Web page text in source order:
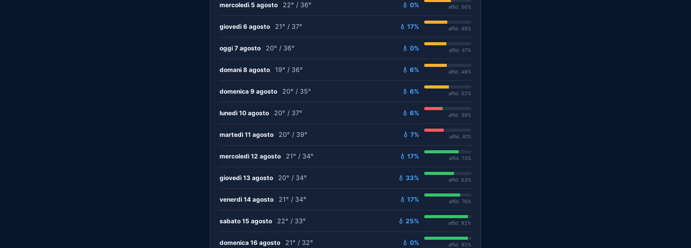
mercoledì 5 agosto 22° / 36° 💧 0% affid. 56%
giovedì 6 agosto 21° / 37° 💧 17% affid. 49%
oggi 7 agosto 20° / 36° 💧 0% affid. 47%
domani 8 agosto 19° / 36° 💧 6% affid. 48%
domenica 9 agosto 20° / 35° 💧 6% affid. 52%
lunedì 10 agosto 20° / 37° 💧 6% affid. 39%
martedì 11 agosto 20° / 39° 💧 7% affid. 41%
mercoledì 12 agosto 21° / 34° 💧 17% affid. 73%
giovedì 13 agosto 20° / 34° 💧 33% affid. 63%
venerdì 14 agosto 21° / 34° 💧 17% affid. 76%
sabato 15 agosto 22° / 33° 💧 25% affid. 92%
domenica 16 agosto 21° / 32° 💧 0% affid. 92%